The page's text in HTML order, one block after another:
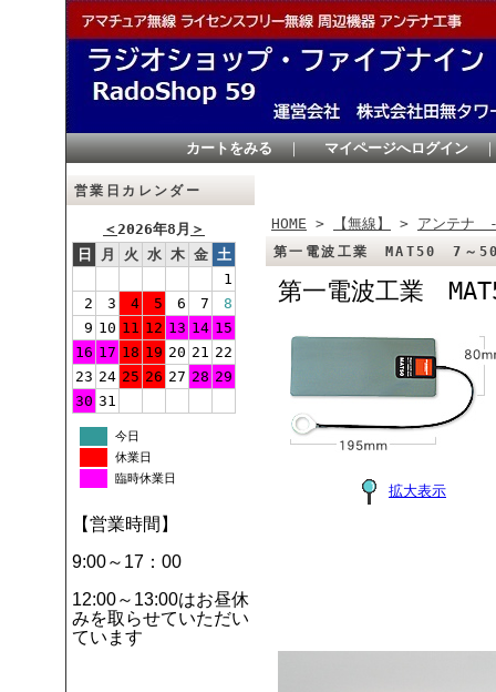
カートをみる ｜ マイページへログイン
営業日カレンダー
＜2026年8月 ＞
日
月 火 水 木 金 土
1
2
3 4 5 6 7
8
9 10 11 12 13 14 15
16 17 18 19 20 21 22
23 24 25 26 27 28 29
30 31
今日
休業日
臨時休業日
【営業時間】
9:00～17：00
12:00～13:00はお昼休
みを取らせていただい
ています
HOME > 【無線】 > アンテナ
第一電波工業 MAT50 7～
第一電波工業
拡大表示